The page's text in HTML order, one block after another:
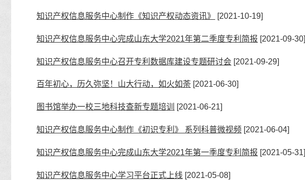
知识产权信息服务中心制作《知识产权动态资讯》 [2021-10-19]
知识产权信息服务中心完成山东大学2021年第二季度专利简报 [2021-09-30]
知识产权信息服务中心召开专利数据库建设专题研讨会 [2021-09-29]
百年初心，历久弥坚！山大行动，如火如荼 [2021-06-30]
图书馆举办一校三地科技查新专题培训 [2021-06-21]
知识产权信息服务中心制作《初识专利》 系列科普微视频 [2021-06-04]
知识产权信息服务中心完成山东大学2021年第一季度专利简报 [2021-05-31]
知识产权信息服务中心学习平台正式上线 [2021-05-08]